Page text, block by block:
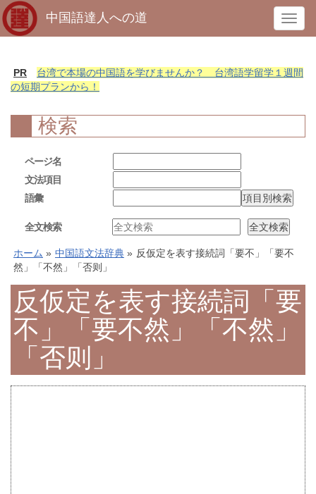
T
o
g
n
a
a
t
i
o
中国語達人への道
PR
台湾で本場の中国語を学びませんか？ 台湾語学留学１週間
の短期プランから！
検索
ページ名
文法項目
語彙
全文検索
ホーム » 中国語文法辞典 » 反仮定を表す接続詞「要不」「要不
然」「不然」「否则」
反仮定を表す接続詞「要
不」「要不然」「不然」
「否则」